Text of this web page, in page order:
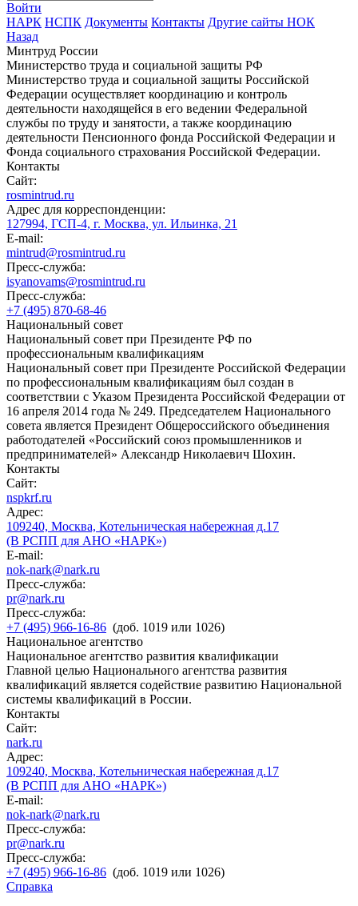
Войти
НАРК НСПК Документы Контакты Другие сайты НОК
Назад
Минтруд России
Министерство труда и социальной защиты РФ
Министерство труда и социальной защиты Российской
Федерации осуществляет координацию и контроль
деятельности находящейся в его ведении Федеральной
службы по труду и занятости, а также координацию
деятельности Пенсионного фонда Российской Федерации и
Фонда социального страхования Российской Федерации.
Контакты
Сайт:
rosmintrud.ru
Адрес для корреспонденции:
127994, ГСП-4, г. Москва, ул. Ильинка, 21
E-mail:
mintrud@rosmintrud.ru
Пресс-служба:
isyanovams@rosmintrud.ru
Пресс-служба:
+7 (495) 870-68-46
Национальный совет
Национальный совет при Президенте РФ по
профессиональным квалификациям
Национальный совет при Президенте Российской Федерации
по профессиональным квалификациям был создан в
соответствии с Указом Президента Российской Федерации от
16 апреля 2014 года № 249. Председателем Национального
совета является Президент Общероссийского объединения
работодателей «Российский союз промышленников и
предпринимателей» Александр Николаевич Шохин.
Контакты
Сайт:
nspkrf.ru
Адрес:
109240, Москва, Котельническая набережная д.17
(В РСПП для АНО «НАРК»)
E-mail:
nok-nark@nark.ru
Пресс-служба:
pr@nark.ru
Пресс-служба:
+7 (495) 966-16-86 (доб. 1019 или 1026)
Национальное агентство
Национальное агентство развития квалификации
Главной целью Национального агентства развития
квалификаций является содействие развитию Национальной
системы квалификаций в России.
Контакты
Сайт:
nark.ru
Адрес:
109240, Москва, Котельническая набережная д.17
(В РСПП для АНО «НАРК»)
E-mail:
nok-nark@nark.ru
Пресс-служба:
pr@nark.ru
Пресс-служба:
+7 (495) 966-16-86 (доб. 1019 или 1026)
Справка